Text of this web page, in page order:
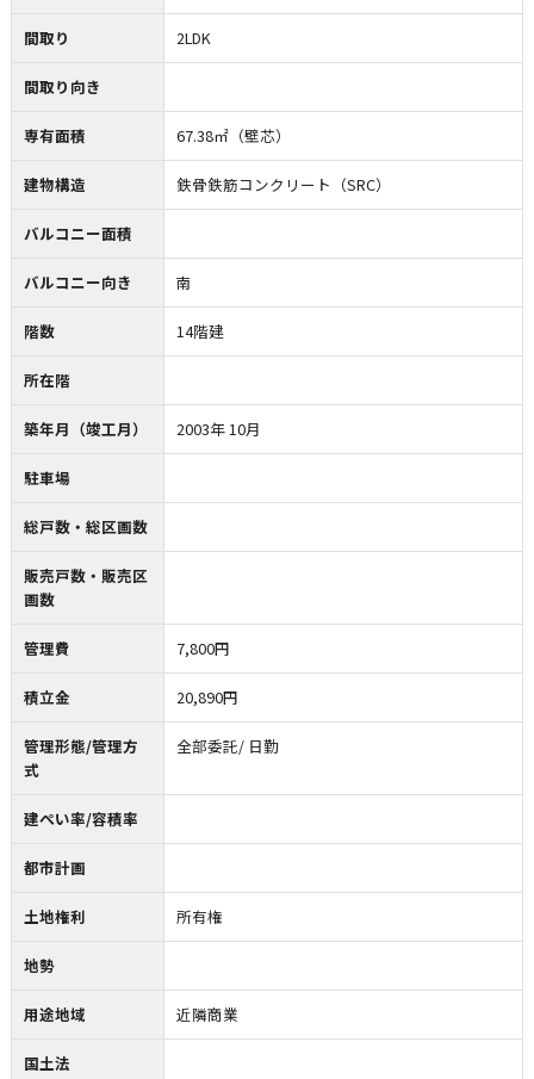
間取り 2LDK
間取り向き
専有面積 67.38㎡（壁芯）
建物構造 鉄骨鉄筋コンクリート（SRC）
バルコニー面積
バルコニー向き 南
階数 14階建
所在階
築年月（竣工月） 2003年 10月
駐車場
総戸数・総区画数
販売戸数・販売区
画数
管理費 7,800円
積立金 20,890円
管理形態/管理方
式
全部委託/ 日勤
建ぺい率/容積率
都市計画
土地権利 所有権
地勢
用途地域 近隣商業
国土法